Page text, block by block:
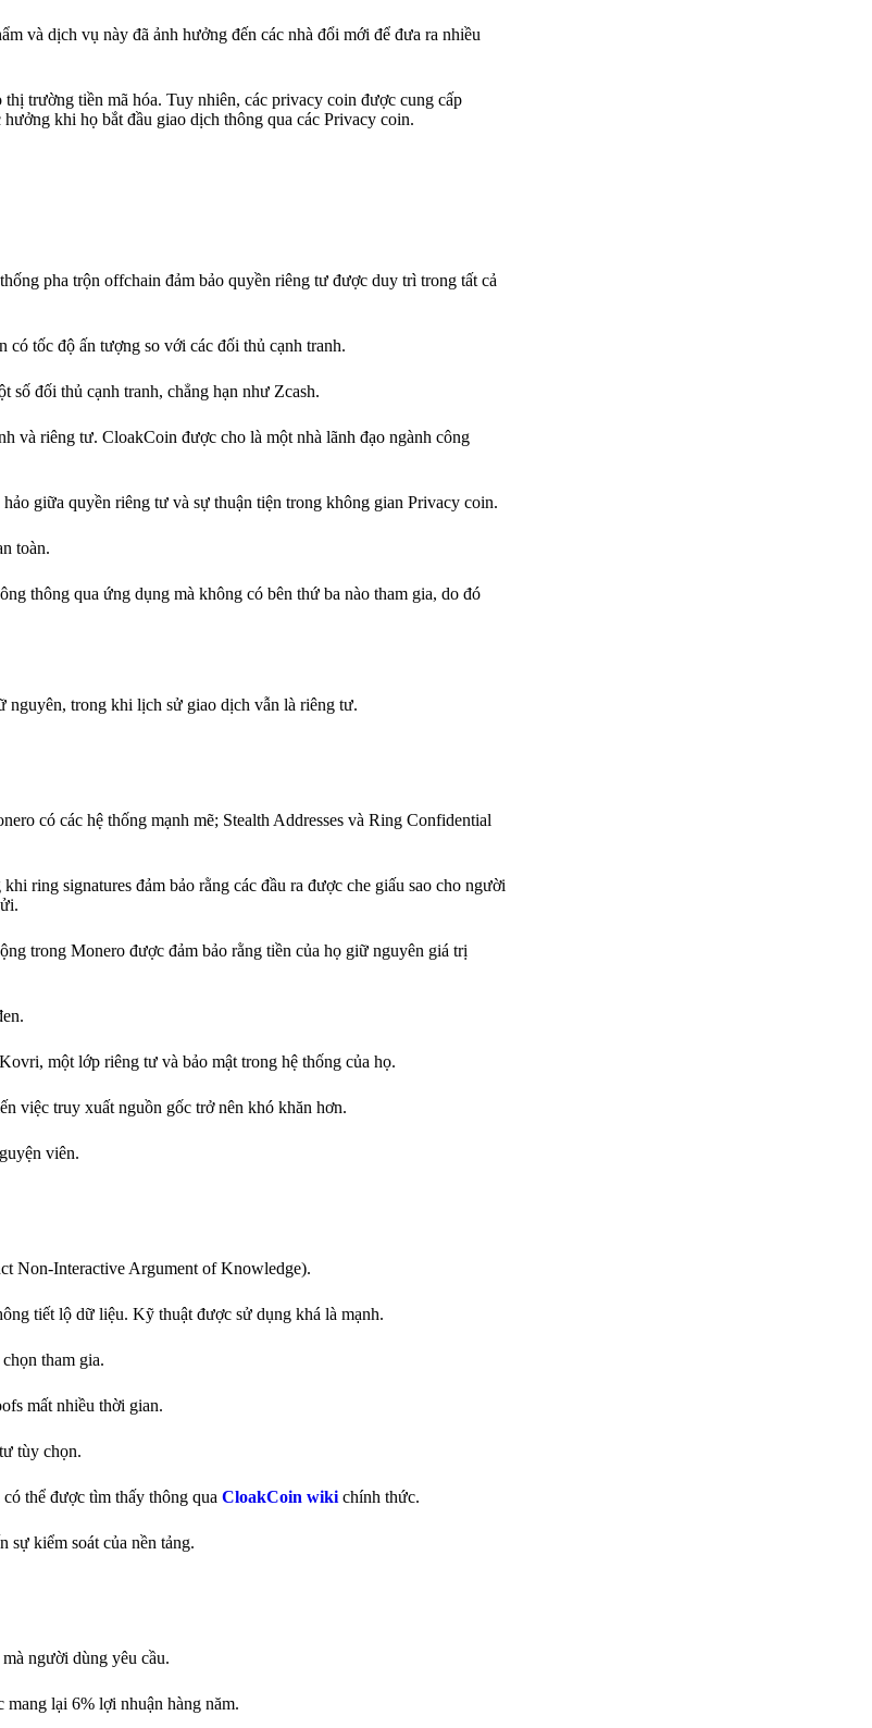
và dịch vụ này đã ảnh hưởng đến các nhà đổi mới để đưa ra nhiều
trường tiền mã hóa. Tuy nhiên, các privacy coin được cung cấp
khi họ bắt đầu giao dịch thông qua các Privacy coin.
pha trộn offchain đảm bảo quyền riêng tư được duy trì trong tất cả
tốc độ ấn tượng so với các đối thủ cạnh tranh.
số đối thủ cạnh tranh, chẳng hạn như Zcash.
và riêng tư. CloakCoin được cho là một nhà lãnh đạo ngành công
giữa quyền riêng tư và sự thuận tiện trong không gian Privacy coin.
toàn.
thông qua ứng dụng mà không có bên thứ ba nào tham gia, do đó
trong khi lịch sử giao dịch vẫn là riêng tư.
có các hệ thống mạnh mẽ; Stealth Addresses và Ring Confidential
ring signatures đảm bảo rằng các đầu ra được che giấu sao cho người
trong Monero được đảm bảo rằng tiền của họ giữ nguyên giá trị
một lớp riêng tư và bảo mật trong hệ thống của họ.
việc truy xuất nguồn gốc trở nên khó khăn hơn.
viên.
Non-Interactive Argument of Knowledge).
tiết lộ dữ liệu. Kỹ thuật được sử dụng khá là mạnh.
tham gia.
mất nhiều thời gian.
tùy chọn.
thể được tìm thấy thông qua CloakCoin wiki chính thức.
sự kiểm soát của nền tảng.
người dùng yêu cầu.
lại 6% lợi nhuận hàng năm.